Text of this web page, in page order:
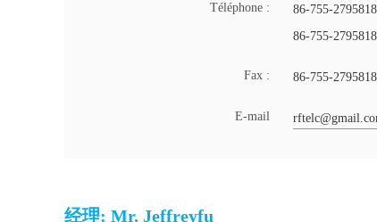
Téléphone :
86-755-
86-755-
Fax : 86-755-
E-mail
经理: Mr. Jeffreyfu